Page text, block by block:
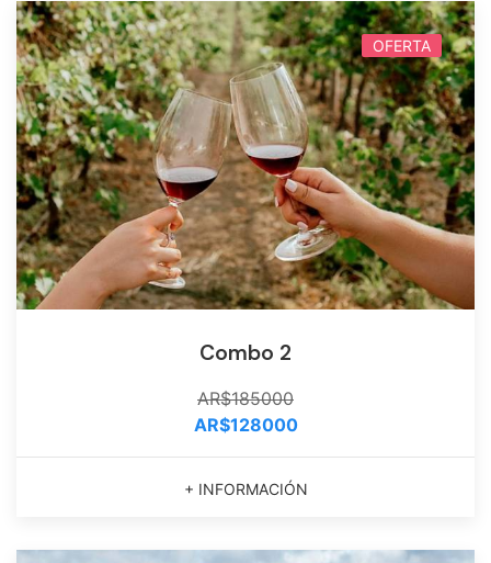
OFERTA
Combo 2
AR$185000
AR$128000
+ INFORMACIÓN